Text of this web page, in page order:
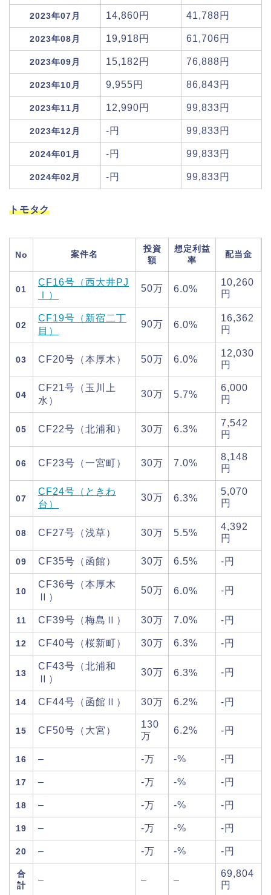
2023年07月 14,860円 41,788円
2023年08月 19,918円 61,706円
2023年09月 15,182円 76,888円
2023年10月 9,955円 86,843円
2023年11月 12,990円 99,833円
2023年12月 -円 99,833円
2024年01月 -円 99,833円
2024年02月 -円 99,833円
トモタク
No 案件名
投資
額
想定利益
率
配当金
01
CF16号（西大井PJ
Ⅰ）
50万 6.0%
10,260
円
02
CF19号（新宿二丁
目）
90万 6.0%
16,362
円
03 CF20号（本厚木） 50万 6.0%
12,030
円
04
CF21号（玉川上
水）
30万 5.7%
6,000
円
05 CF22号（北浦和） 30万 6.3%
7,542
円
06 CF23号（一宮町） 30万 7.0%
8,148
円
07
CF24号（ときわ
台）
30万 6.3%
5,070
円
08 CF27号（浅草） 30万 5.5%
4,392
円
09 CF35号（函館） 30万 6.5% -円
10
CF36号（本厚木
Ⅱ）
50万 6.0% -円
11 CF39号（梅島Ⅱ） 30万 7.0% -円
12 CF40号（桜新町） 30万 6.3% -円
13
CF43号（北浦和
Ⅱ）
30万 6.3% -円
14 CF44号（函館Ⅱ） 30万 6.2% -円
15 CF50号（大宮）
130
万
6.2% -円
16 – -万 -% -円
17 – -万 -% -円
18 – -万 -% -円
19 – -万 -% -円
20 – -万 -% -円
合
計
– – –
69,804
円